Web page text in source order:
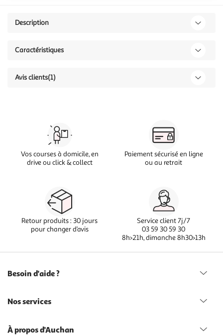
Description
Caractéristiques
Avis clients(1)
Vos courses à domicile, en
drive ou click & collect
Paiement sécurisé en ligne
ou au retrait
Retour produits : 30 jours
pour changer d’avis
Service client 7j/7
03 59 30 59 30
8h>21h, dimanche 8h30>13h
Besoin d'aide ?
Nos services
À propos d'Auchan